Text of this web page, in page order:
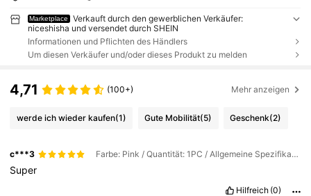
Marketplace
Verkauft durch den gewerblichen Verkäufer:
niceshisha und versendet durch SHEIN
Informationen und Pflichten des Händlers
Um diesen Verkäufer und/oder dieses Produkt zu melden
4,71 (100+) Mehr anzeigen
werde ich wieder kaufen(1) Gute Mobilität(5) Geschenk(2)
c***3 Farbe: Pink / Quantität: 1PC / Allgemeine Spezifikation: Einheitsgröße
Super
Hilfreich (0)